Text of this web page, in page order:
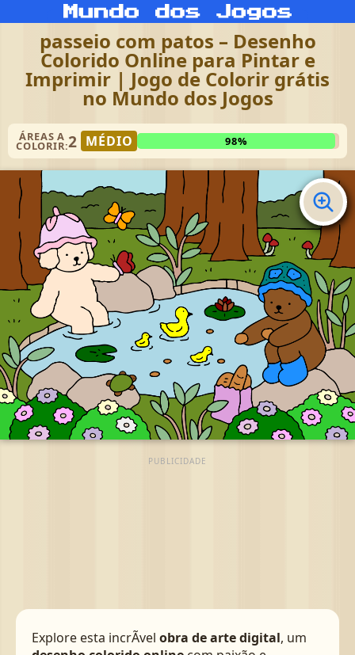
passeio com patos – Desenho
Colorido Online para Pintar e
Imprimir | Jogo de Colorir grátis
no Mundo dos Jogos
ÁREAS A
COLORIR:2 MÉDIO 98%
PUBLICIDADE
Explore esta incrÃ­vel obra de arte digital, um